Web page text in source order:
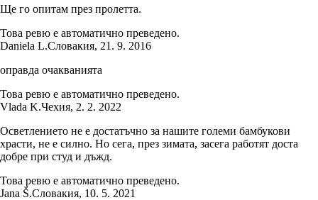
Ще го опитам през пролетта.
Това ревю е автоматично преведено.
Daniela L.Словакия, 21. 9. 2016
оправда очакванията
Това ревю е автоматично преведено.
Vlada K.Чехия, 2. 2. 2022
Осветлението не е достатъчно за нашите големи бамбукови
храсти, не е силно. Но сега, през зимата, засега работят доста
добре при студ и дъжд.
Това ревю е автоматично преведено.
Jana Š.Словакия, 10. 5. 2021